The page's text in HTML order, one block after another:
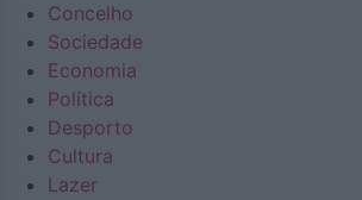
Concelho
Sociedade
Economia
Política
Desporto
Cultura
Lazer